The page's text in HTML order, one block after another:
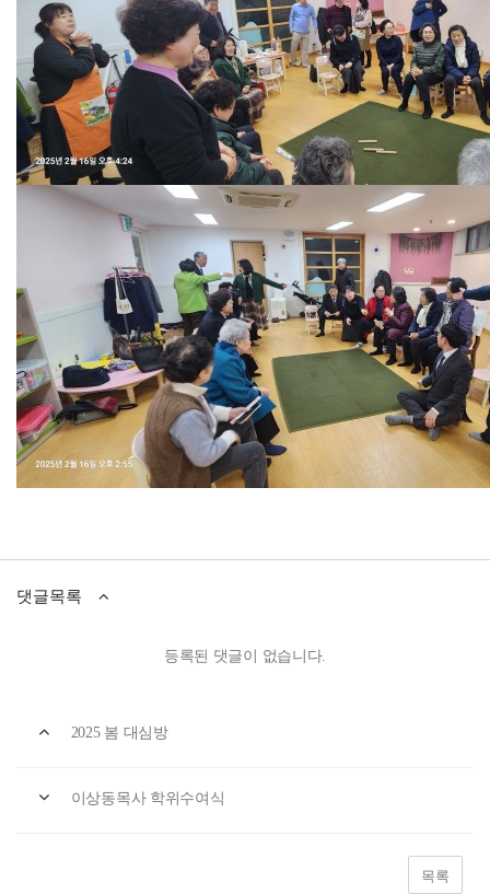
댓글목록
등록된 댓글이 없습니다.
2025 봄 대심방
이상동목사 학위수여식
목록